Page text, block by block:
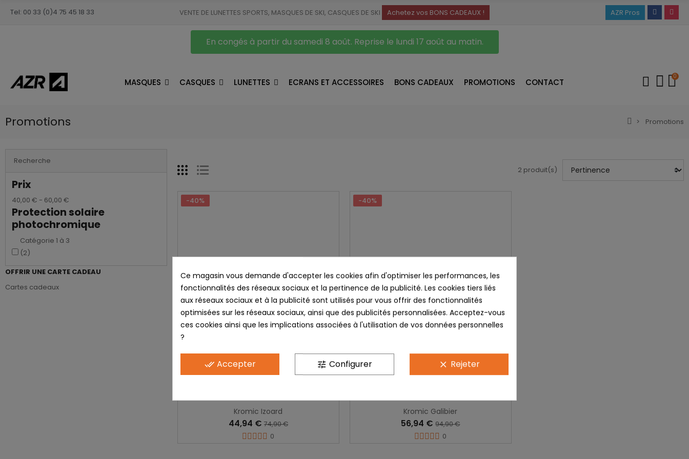
Tel: 00 33 (0)4 75 45 18 33 VENTE DE LUNETTES SPORTS, MASQUES DE SKI, CASQUES DE SKI Achetez vos BONS CADEAUX ! AZR Pros
En congés à partir du samedi 8 août. Reprise le lundi 17 août au matin.
MASQUES CASQUES LUNETTES ECRANS ET ACCESSOIRES BONS CADEAUX PROMOTIONS CONTACT
0
Promotions Promotions
Recherche
Prix
40,00 € - 60,00 €
Protection solaire
photochromique
Catégorie 1 à 3
(2)
OFFRIR UNE CARTE CADEAU
Cartes cadeaux
2 produit(s)
-40%
Kromic Izoard
44,94 € 74,90 €
0
-40%
Kromic Galibier
56,94 €94,90 €
0
Ce magasin vous demande d'accepter les cookies afin d'optimiser les performances, les
fonctionnalités des réseaux sociaux et la pertinence de la publicité. Les cookies tiers liés
aux réseaux sociaux et à la publicité sont utilisés pour vous offrir des fonctionnalités
optimisées sur les réseaux sociaux, ainsi que des publicités personnalisées. Acceptez-vous
ces cookies ainsi que les implications associées à l'utilisation de vos données personnelles
?
done_all Accepter tune Configurer clear Rejeter